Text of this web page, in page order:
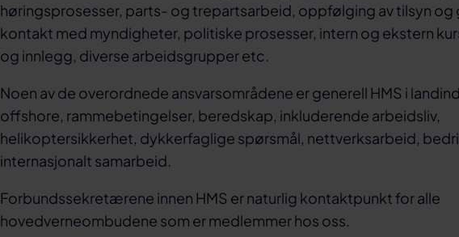
høringsprosesser, parts- og trepartsarbeid, oppfølging av tilsyn og
kontakt med myndigheter, politiske prosesser, intern og ekstern
og innlegg, diverse arbeidsgrupper etc.
Noen av de overordnede ansvarsområdene er generell HMS i
offshore, rammebetingelser, beredskap, inkluderende arbeidsliv,
helikoptersikkerhet, dykkerfaglige spørsmål, nettverksarbeid,
internasjonalt samarbeid.
Forbundssekretærene innen HMS er naturlig kontaktpunkt for alle
hovedverneombudene som er medlemmer hos oss.